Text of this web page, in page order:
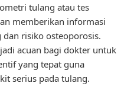
tulang atau tes
memberikan informasi
risiko osteoporosis.
acuan bagi dokter untuk
yang tepat guna
serius pada tulang.